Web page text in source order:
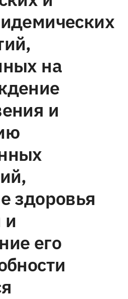
на
и
здоровья
и
его